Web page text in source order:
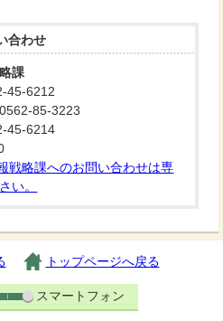
合わせ
課
45-6212
85-3223
45-6214
略課へのお問い合わせは専
い。
トップページへ戻る
スマートフォン